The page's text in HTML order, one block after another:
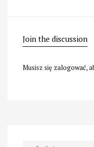
Join the discussion
Musisz się zalogować,